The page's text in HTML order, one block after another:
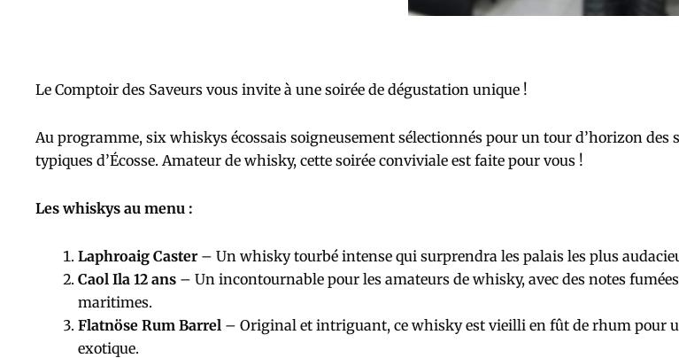
Le Comptoir des Saveurs vous invite à une soirée de dégustation unique !
Au programme, six whiskys écossais soigneusement sélectionnés pour un tour d’horizon des
typiques d’Écosse. Amateur de whisky, cette soirée conviviale est faite pour vous !
Les whiskys au menu :
Laphroaig Caster – Un whisky tourbé intense qui surprendra les palais les plus
Caol Ila 12 ans – Un incontournable pour les amateurs de whisky, avec des notes
maritimes.
Flatnöse Rum Barrel – Original et intriguant, ce whisky est vieilli en fût de rhum pour
exotique.